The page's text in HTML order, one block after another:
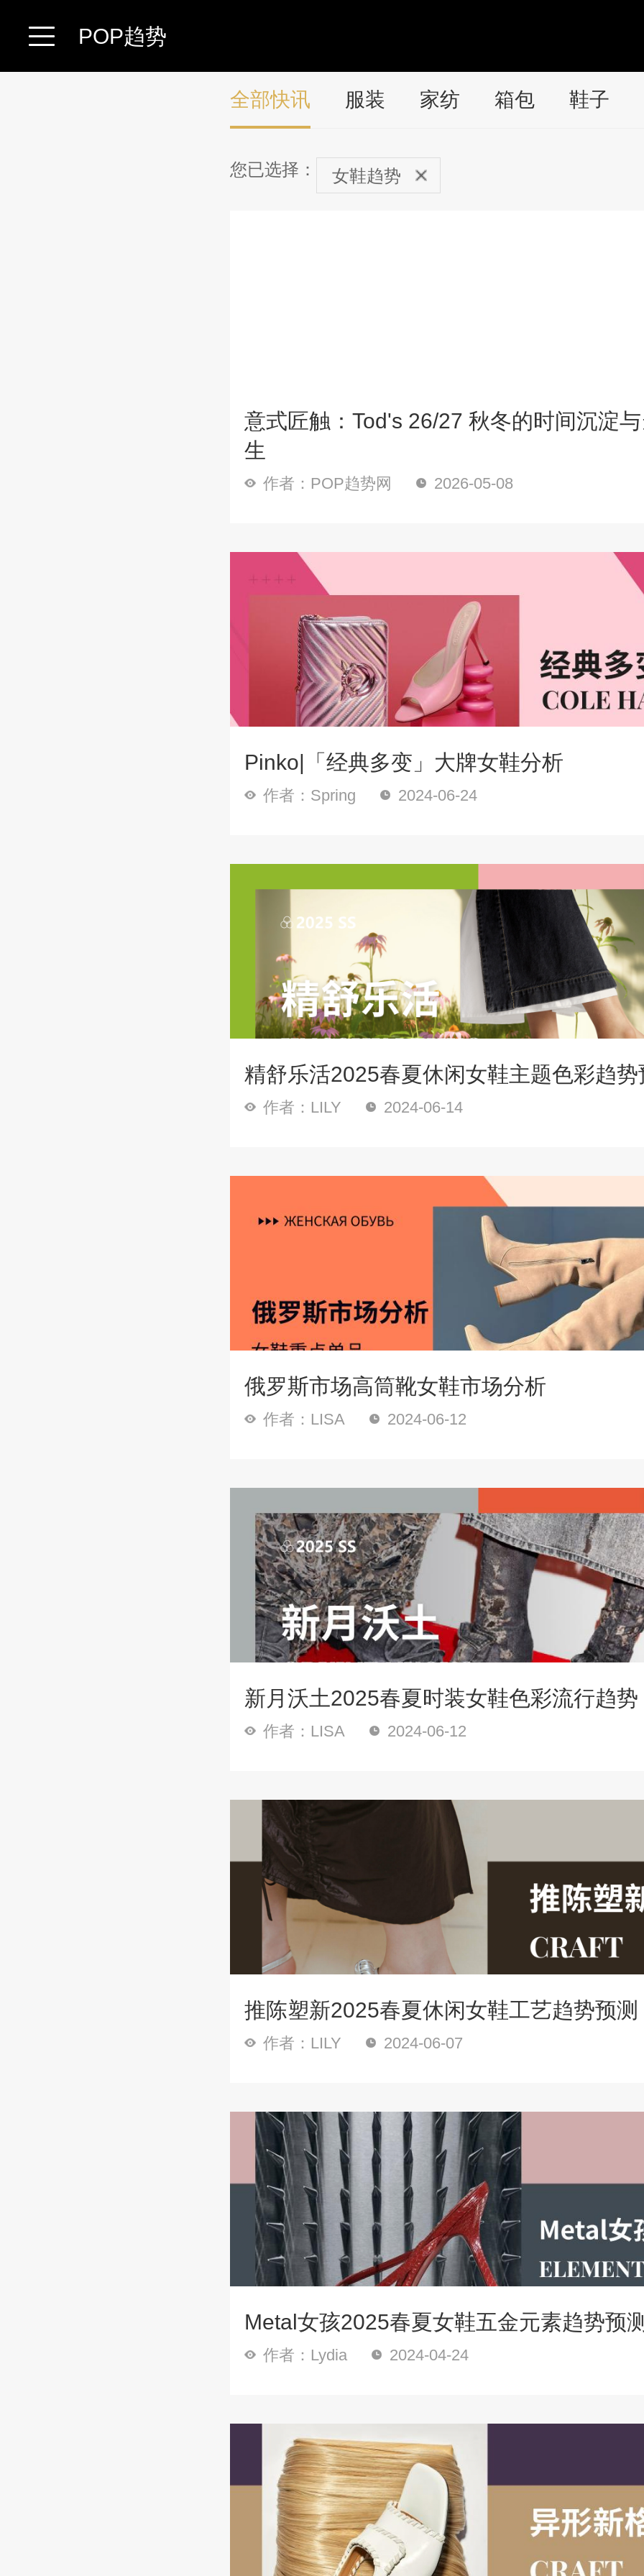
POP趋势
全部快讯 服装 家纺 箱包 鞋子
您已选择： 女鞋趋势
意式匠触：Tod's 26/27 秋冬的时间沉淀
生
作者：POP趋势网 2026-05-08
Pinko|「经典多变」大牌女鞋分析
作者：Spring 2024-06-24
精舒乐活2025春夏休闲女鞋主题色彩趋势
作者：LILY 2024-06-14
俄罗斯市场高筒靴女鞋市场分析
作者：LISA 2024-06-12
新月沃土2025春夏时装女鞋色彩流行趋势
作者：LISA 2024-06-12
推陈塑新2025春夏休闲女鞋工艺趋势预测
作者：LILY 2024-06-07
Metal女孩2025春夏女鞋五金元素趋势预
作者：Lydia 2024-04-24